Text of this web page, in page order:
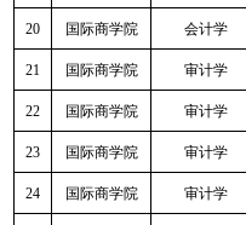
20 国际商学院 会计学
21 国际商学院 审计学
22 国际商学院 审计学
23 国际商学院 审计学
24 国际商学院 审计学